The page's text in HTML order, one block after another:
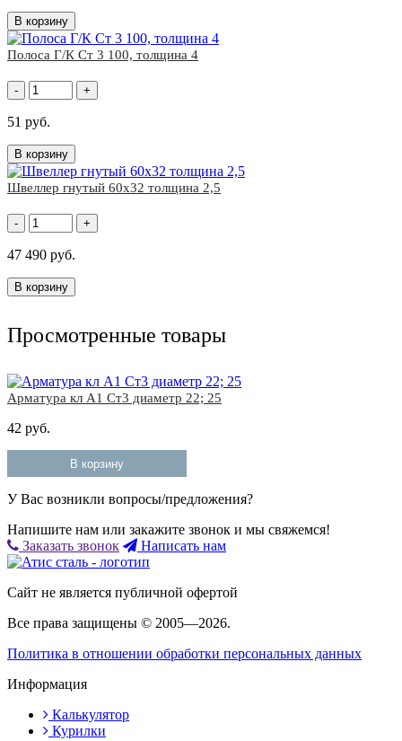
В корзину
Полоса Г/К Ст 3 100, толщина 4
- +
51 руб.
В корзину
Швеллер гнутый 60x32 толщина 2,5
- +
47 490 руб.
В корзину
Просмотренные товары
Арматура кл А1 Ст3 диаметр 22; 25
42 руб.
В корзину
У Вас возникли вопросы/предложения?
Напишите нам или закажите звонок и мы свяжемся!
Заказать звонок
Написать нам
Сайт не является публичной офертой
Все права защищены © 2005—2026.
Политика в отношении обработки персональных данных
Информация
Калькулятор
Курилки